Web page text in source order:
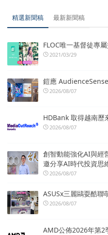
精選新聞稿 最新新聞稿
FLOC唯一基督徒專
2021/03/29
鎧應
2026/08/07
HDBank 取得越南歷
2026/08/07
創智動能強化AI與經
邀分享AI時代投資思
2026/08/07
ASUSx三麗鷗耍酷聯
2026/08/07
AMD公佈2026年第2